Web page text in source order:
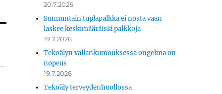
20.7.2026
Sunnuntain tuplapalkka ei nosta vaan
laskee keskimääräisiä palkkoja
19.7.2026
Tekoälyn vallankumouksessa ongelma on
nopeus
19.7.2026
Tekoäly terveydenhuollossa